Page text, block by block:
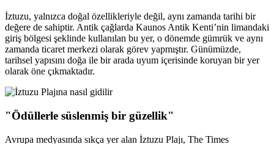
İztuzu, yalnızca doğal özellikleriyle değil, aynı zamanda tarihi bir
değere de sahiptir. Antik çağlarda Kaunos Antik Kenti’nin limandaki
giriş bölgesi şeklinde kullanılan bu yer, o dönemde gümrük ve aynı
zamanda ticaret merkezi olarak görev yapmıştır. Günümüzde,
tarihsel yapısını doğa ile bir arada uyum içerisinde koruyan bir yer
olarak öne çıkmaktadır.
"Ödüllerle süslenmiş bir güzellik"
Avrupa medyasında sıkça yer alan İztuzu Plajı, The Times